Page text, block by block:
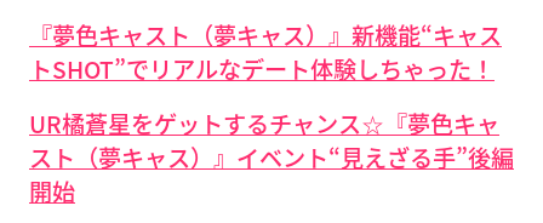
『夢色キャスト（夢キャス）』新機能“キャス
トSHOT”でリアルなデート体験しちゃった！
UR橘蒼星をゲットするチャンス☆『夢色キャ
スト（夢キャス）』イベント“見えざる手”後編
開始